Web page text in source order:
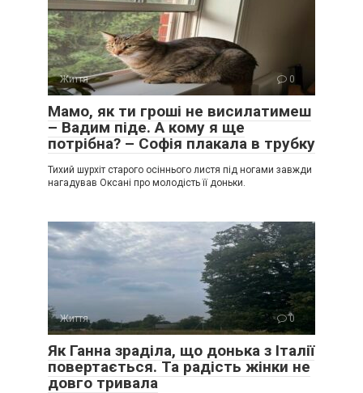
Життя 0
Мамо, як ти гроші не висилатимеш
– Вадим піде. А кому я ще
потрібна? – Софія плакала в трубку
Тихий шурхіт старого осіннього листя під ногами завжди
нагадував Оксані про молодість її доньки.
Життя 0
Як Ганна зраділа, що донька з Італії
повертається. Та радість жінки не
довго тривала